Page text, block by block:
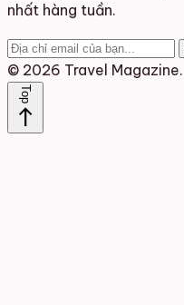
nhất hàng tuần.
© 2026 Travel Magazine.
Top
north